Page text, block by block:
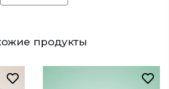
продукты